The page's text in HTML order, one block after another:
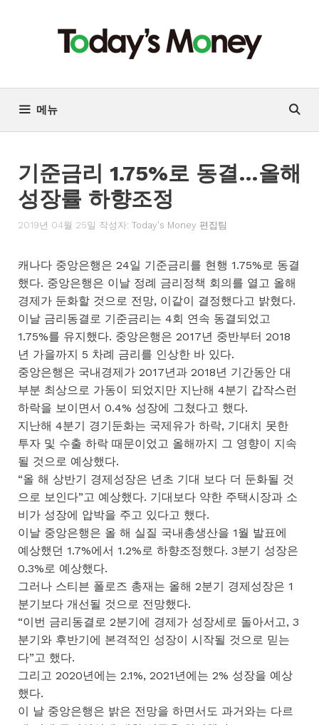
기
메뉴
기준금리 1.75%로 동결…올해
성장률 하향조정
2019년 04월 25일 작성자: Today's Money 편집팀
캐나다 중앙은행은 24일 기준금리를 현행 1.75%로 동결
했다. 중앙은행은 이날 정례 금리정책 회의를 열고 올해
경제가 둔화할 것으로 전망, 이같이 결정했다고 밝혔다.
이날 금리동결로 기준금리는 4회 연속 동결되었고
1.75%를 유지했다. 중앙은행은 2017년 중반부터 2018
년 가을까지 5 차례 금리를 인상한 바 있다.
중앙은행은 국내경제가 2017년과 2018년 기간동안 대
부분 최상으로 가동이 되었지만 지난해 4분기 갑작스런
하락을 보이면서 0.4% 성장에 그쳤다고 했다.
지난해 4분기 경기둔화는 국제유가 하락, 기대치 못한
투자 및 수출 하락 때문이었고 올해까지 그 영향이 지속
될 것으로 예상했다.
“올 해 상반기 경제성장은 년초 기대 보다 더 둔화될 것
으로 보인다”고 예상했다. 기대보다 약한 주택시장과 소
비가 성장에 압박을 주고 있다고 했다.
이날 중앙은행은 올 해 실질 국내총생산을 1월 발표에
예상했던 1.7%에서 1.2%로 하향조정했다. 3분기 성장은
0.3%로 예상했다.
그러나 스티븐 폴로즈 총재는 올해 2분기 경제성장은 1
분기보다 개선될 것으로 전망했다.
“이번 금리동결로 2분기에 경제가 성장세로 돌아서고, 3
분기와 후반기에 본격적인 성장이 시작될 것으로 믿는
다”고 했다.
그리고 2020년에는 2.1%, 2021년에는 2% 성장을 예상
했다.
이 날 중앙은행은 밝은 전망을 하면서도 과거와는 다르